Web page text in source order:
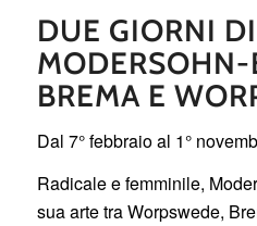
DUE GIORNI
MODERSOHN-
BREMA E
Dal 7° febbraio al 1°
Radicale e femminile,
sua arte tra Worpswede,